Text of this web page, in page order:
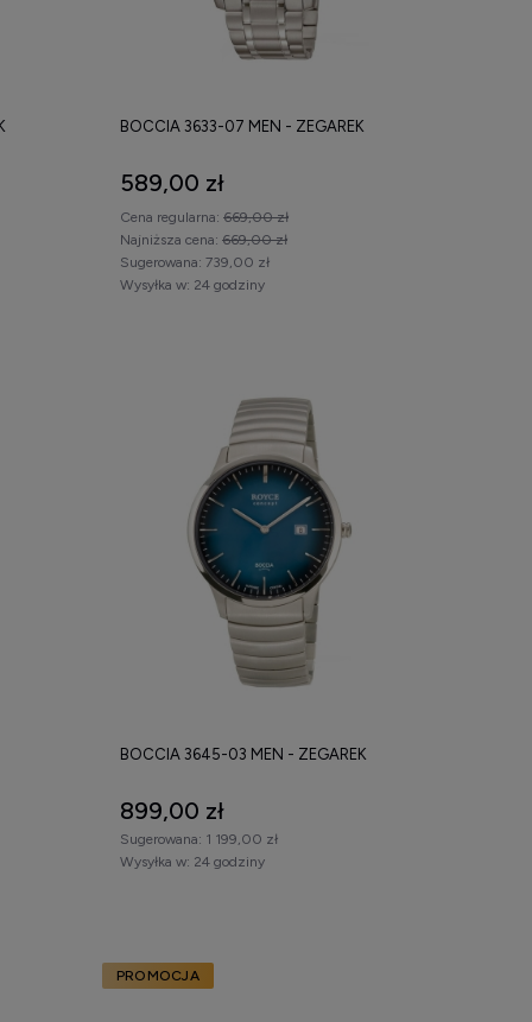
BOCCIA 3633-07 MEN - ZEGAREK
589,00 zł
Cena regularna: 669,00 zł
Najniższa cena: 669,00 zł
Wysyłka w: 24 godziny
Sugerowana: 739,00 zł
BOCCIA 3645-03 MEN - ZEGAREK
899,00 zł
Wysyłka w: 24 godziny
Sugerowana: 1 199,00 zł
PROMOCJA